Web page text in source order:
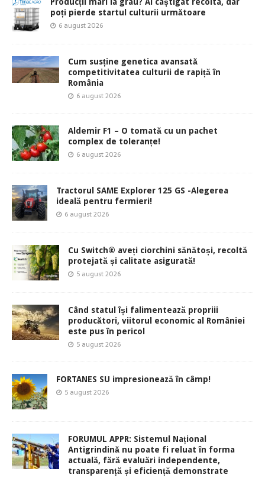
poți pierde startul culturii următoare
6 august 2026
Cum susține genetica avansată
competitivitatea culturii de rapiță în
România
6 august 2026
Aldemir F1 – O tomată cu un pachet
complex de toleranțe!
6 august 2026
Tractorul SAME Explorer 125 GS -Alegerea
ideală pentru fermieri!
6 august 2026
Cu Switch® aveți ciorchini sănătoși, recoltă
protejată și calitate asigurată!
5 august 2026
Când statul își falimentează propriii
producători, viitorul economic al României
este pus în pericol
5 august 2026
FORTANES SU impresionează în câmp!
5 august 2026
FORUMUL APPR: Sistemul Național
Antigrindină nu poate fi reluat în forma
actuală, fără evaluări independente,
transparență și eficiență demonstrate